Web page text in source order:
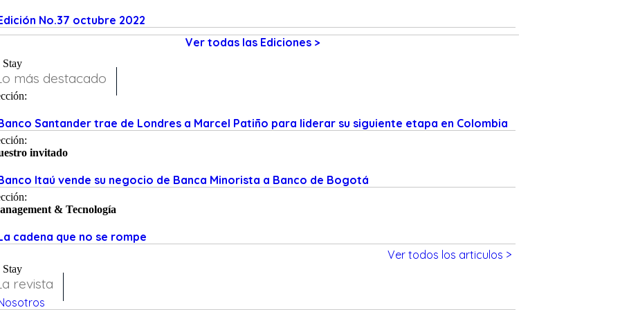
No.37 octubre 2022
Ver todas las Ediciones >
Stay
más destacado
Santander trae de Londres a Marcel Patiño para liderar su siguiente etapa en Colombia
invitado
Itaú vende su negocio de Banca Minorista a Banco de Bogotá
& Tecnología
cadena que no se rompe
Ver todos los articulos >
Stay
revista